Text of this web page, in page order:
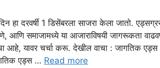
हा दरवर्षी 1 डिसेंबरला साजरा केला जातो.
आणि समाजामध्ये या आजाराविषयी जागरूकता
आहे, यावर चर्चा करू. देखील वाचा : जागतिक
एड्स … Read more